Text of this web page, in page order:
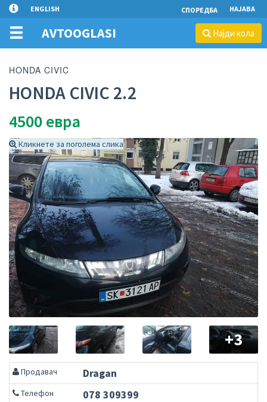
ENGLISH СПОРЕДБА НАЈАВА
AVTOOGLASI Најди кола
HONDA CIVIC
HONDA CIVIC 2.2
4500евра
Кликнете за поголема слика
+3
Продавач Dragan
Телефон 078 309399